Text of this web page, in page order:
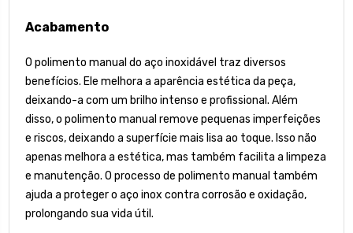
Acabamento
O polimento manual do aço inoxidável traz diversos
benefícios. Ele melhora a aparência estética da peça,
deixando-a com um brilho intenso e profissional. Além
disso, o polimento manual remove pequenas imperfeições
e riscos, deixando a superfície mais lisa ao toque. Isso não
apenas melhora a estética, mas também facilita a limpeza
e manutenção. O processo de polimento manual também
ajuda a proteger o aço inox contra corrosão e oxidação,
prolongando sua vida útil.